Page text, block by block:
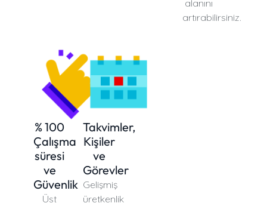
alanını
artırabilirsiniz.
% 100
Çalışma
süresi
ve
Güvenlik
Üst
Takvimler,
Kişiler
ve
Görevler
Gelişmiş
üretkenlik